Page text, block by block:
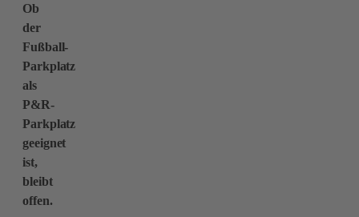
Ob
der
Fußball-
Parkplatz
als
P&R-
Parkplatz
geeignet
ist,
bleibt
offen.